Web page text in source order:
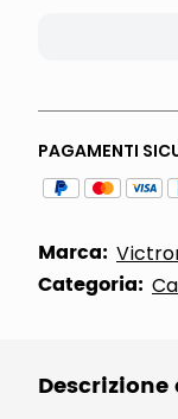
PAGAMENTI
Marca:
Categoria: